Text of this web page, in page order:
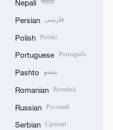
Nepali
Persian فارسی
Polish Polski
Portuguese Português
Pashto پښتو
Romanian Română
Russian Русский
Serbian Српски